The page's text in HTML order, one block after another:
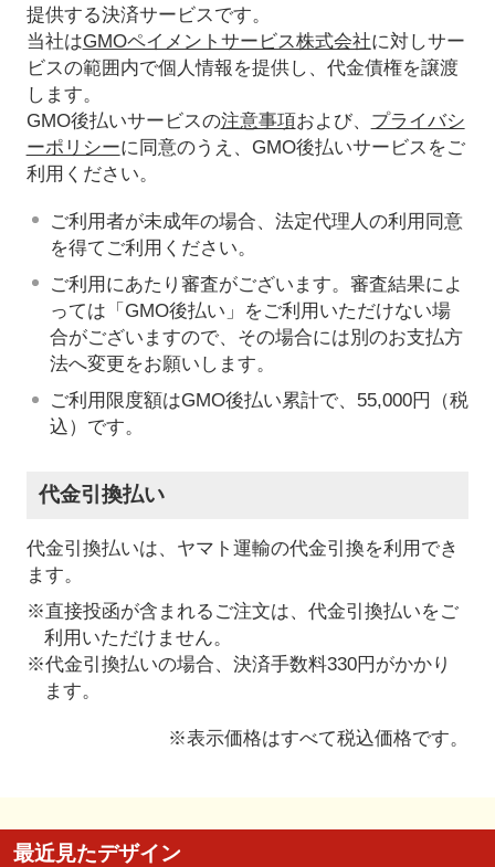
提供する決済サービスです。
当社はGMOペイメントサービス株式会社に対しサー
ビスの範囲内で個人情報を提供し、代金債権を譲渡
します。
GMO後払いサービスの注意事項および、 プライバシ
ーポリシーに同意のうえ、GMO後払いサービスをご
利用ください。
ご利用者が未成年の場合、法定代理人の利用同意
を得てご利用ください。
ご利用にあたり審査がございます。審査結果によ
っては「GMO後払い」をご利用いただけない場
合がございますので、その場合には別のお支払方
法へ変更をお願いします。
ご利用限度額はGMO後払い累計で、55,000円（税
込）です。
代金引換払い
代金引換払いは、ヤマト運輸の代金引換を利用でき
ます。
※直接投函が含まれるご注文は、代金引換払いをご
利用いただけません。
※代金引換払いの場合、決済手数料330円がかかり
ます。
※表示価格はすべて税込価格です。
最近見たデザイン